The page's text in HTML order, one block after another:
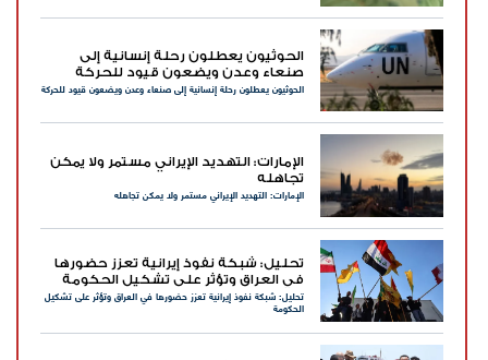
الحوثيون يعطلون رحلة إنسانية إلى
صنعاء وعدن ويضعون قيود للحركة
الحوثيون يعطلون رحلة إنسانية إلى صنعاء وعدن ويضعون قيود للحركة
الإمارات: التهديد الإيراني مستمر ولا يمكن
تجاهله
الإمارات: التهديد الإيراني مستمر ولا يمكن تجاهله
تحليل: شبكة نفوذ إيرانية تعزز حضورها
في العراق وتؤثر على تشكيل الحكومة
تحليل: شبكة نفوذ إيرانية تعزز حضورها في العراق وتؤثر على تشكيل
الحكومة